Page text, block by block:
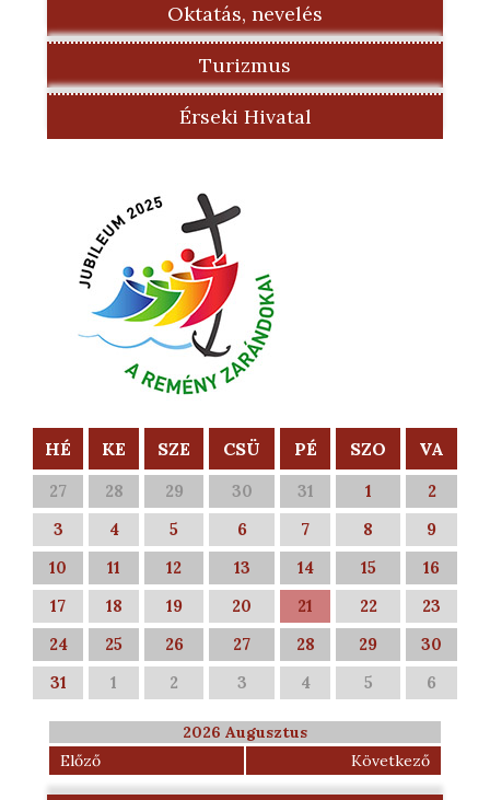
Oktatás, nevelés
Turizmus
Érseki Hivatal
HÉ KE SZE CSÜ PÉ SZO VA
27 28 29 30 31 1
2
3
4 5 6 7 8
9
10
11 12 13 14 15
16
17
18 19 20 21 22
23
24
25 26 27 28 29
30
31
1 2 3 4 5 6
2026 Augusztus
Előző
Következő